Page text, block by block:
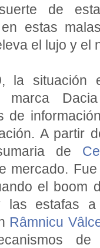
de
en estas
el lujo y el
la situación
marca
de
A partir
de
mercado.
el boom
las estafas
Râmnicu
de